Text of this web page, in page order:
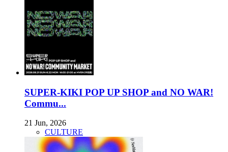
SUPER-KIKI POP UP SHOP and NO WAR!
Commu...
21 Jun, 2026
CULTURE